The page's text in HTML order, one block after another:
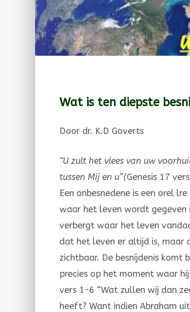
Wat is ten diepste
Door dr. K.D Goverts
“U zult het vlees van uw
tussen Mij en u”{Genesis 17
Een onbesnedene is een orel
waar het leven wordt gegeven
verbergt waar het leven
dat het leven er altijd is, maar
zichtbaar. De besnijdenis komt
precies op het moment waar
vers 1-6 “Wat zullen wij dan
heeft? Want indien Abraham